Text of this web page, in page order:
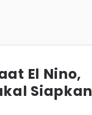
El Nino,
Siapkan